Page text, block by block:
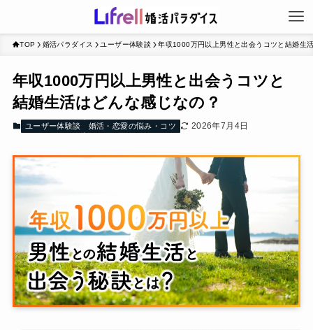
TOP 婚活パラダイス ユーザー体験談 年収1000万円以上男性と出会うコツと結婚生
年収1000万円以上男性と出会うコツと
結婚生活はどんな感じなの？
ユーザー体験談 婚活・恋愛の悩み・コツ 2026年7月4日